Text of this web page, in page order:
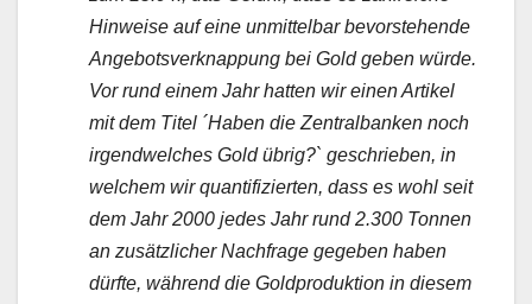
Hinweise auf eine unmittelbar bevorstehende
Angebotsverknappung bei Gold geben würde.
Vor rund einem Jahr hatten wir einen Artikel
mit dem Titel ´Haben die Zentralbanken noch
irgendwelches Gold übrig?` geschrieben, in
welchem wir quantifizierten, dass es wohl seit
dem Jahr 2000 jedes Jahr rund 2.300 Tonnen
an zusätzlicher Nachfrage gegeben haben
dürfte, während die Goldproduktion in diesem